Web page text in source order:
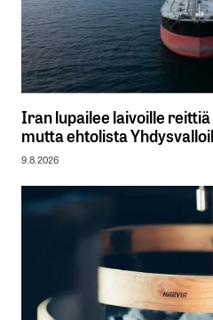
Iran lupailee laivoille
mutta ehtolista
9.8.2026